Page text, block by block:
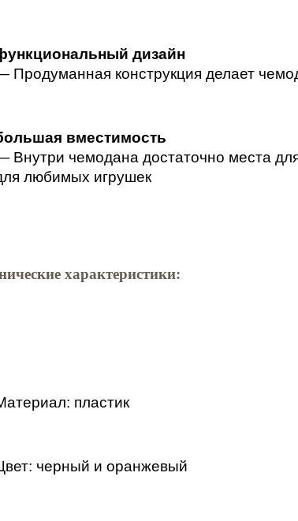
дизайн
Продуманная конструкция делает
вместимость
Внутри чемодана достаточно места
любимых игрушек
характеристики:
пластик
черный и оранжевый